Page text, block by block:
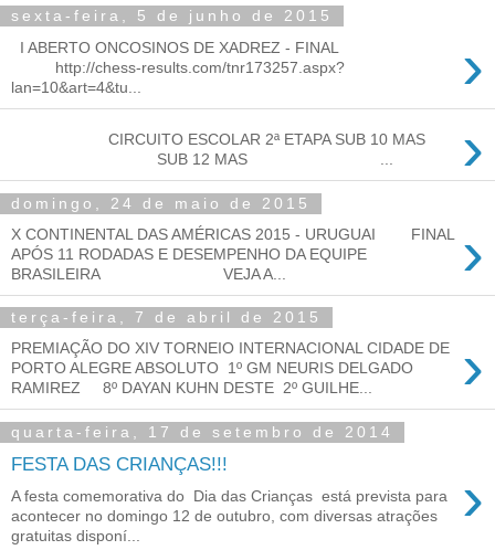
sexta-feira, 5 de junho de 2015
›
I ABERTO ONCOSINOS DE XADREZ - FINAL
http://chess-results.com/tnr173257.aspx?
lan=10&art=4&tu...
›
CIRCUITO ESCOLAR 2ª ETAPA SUB 10 MAS
SUB 12 MAS ...
domingo, 24 de maio de 2015
›
X CONTINENTAL DAS AMÉRICAS 2015 - URUGUAI FINAL
APÓS 11 RODADAS E DESEMPENHO DA EQUIPE
BRASILEIRA VEJA A...
terça-feira, 7 de abril de 2015
›
PREMIAÇÃO DO XIV TORNEIO INTERNACIONAL CIDADE DE
PORTO ALEGRE ABSOLUTO 1º GM NEURIS DELGADO
RAMIREZ 8º DAYAN KUHN DESTE 2º GUILHE...
quarta-feira, 17 de setembro de 2014
FESTA DAS CRIANÇAS!!! ›
A festa comemorativa do Dia das Crianças está prevista para
acontecer no domingo 12 de outubro, com diversas atrações
gratuitas disponí...